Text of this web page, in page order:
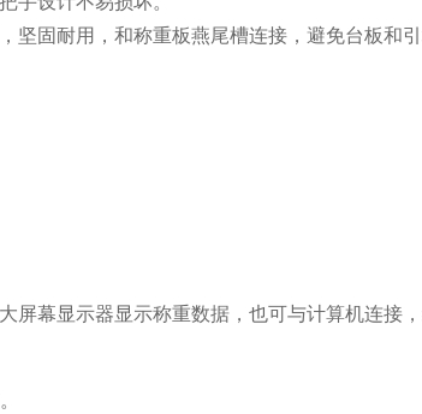
固耐用，和称重板燕尾槽连接，避免台板和引
幕显示器显示称重数据，也可与计算机连接，